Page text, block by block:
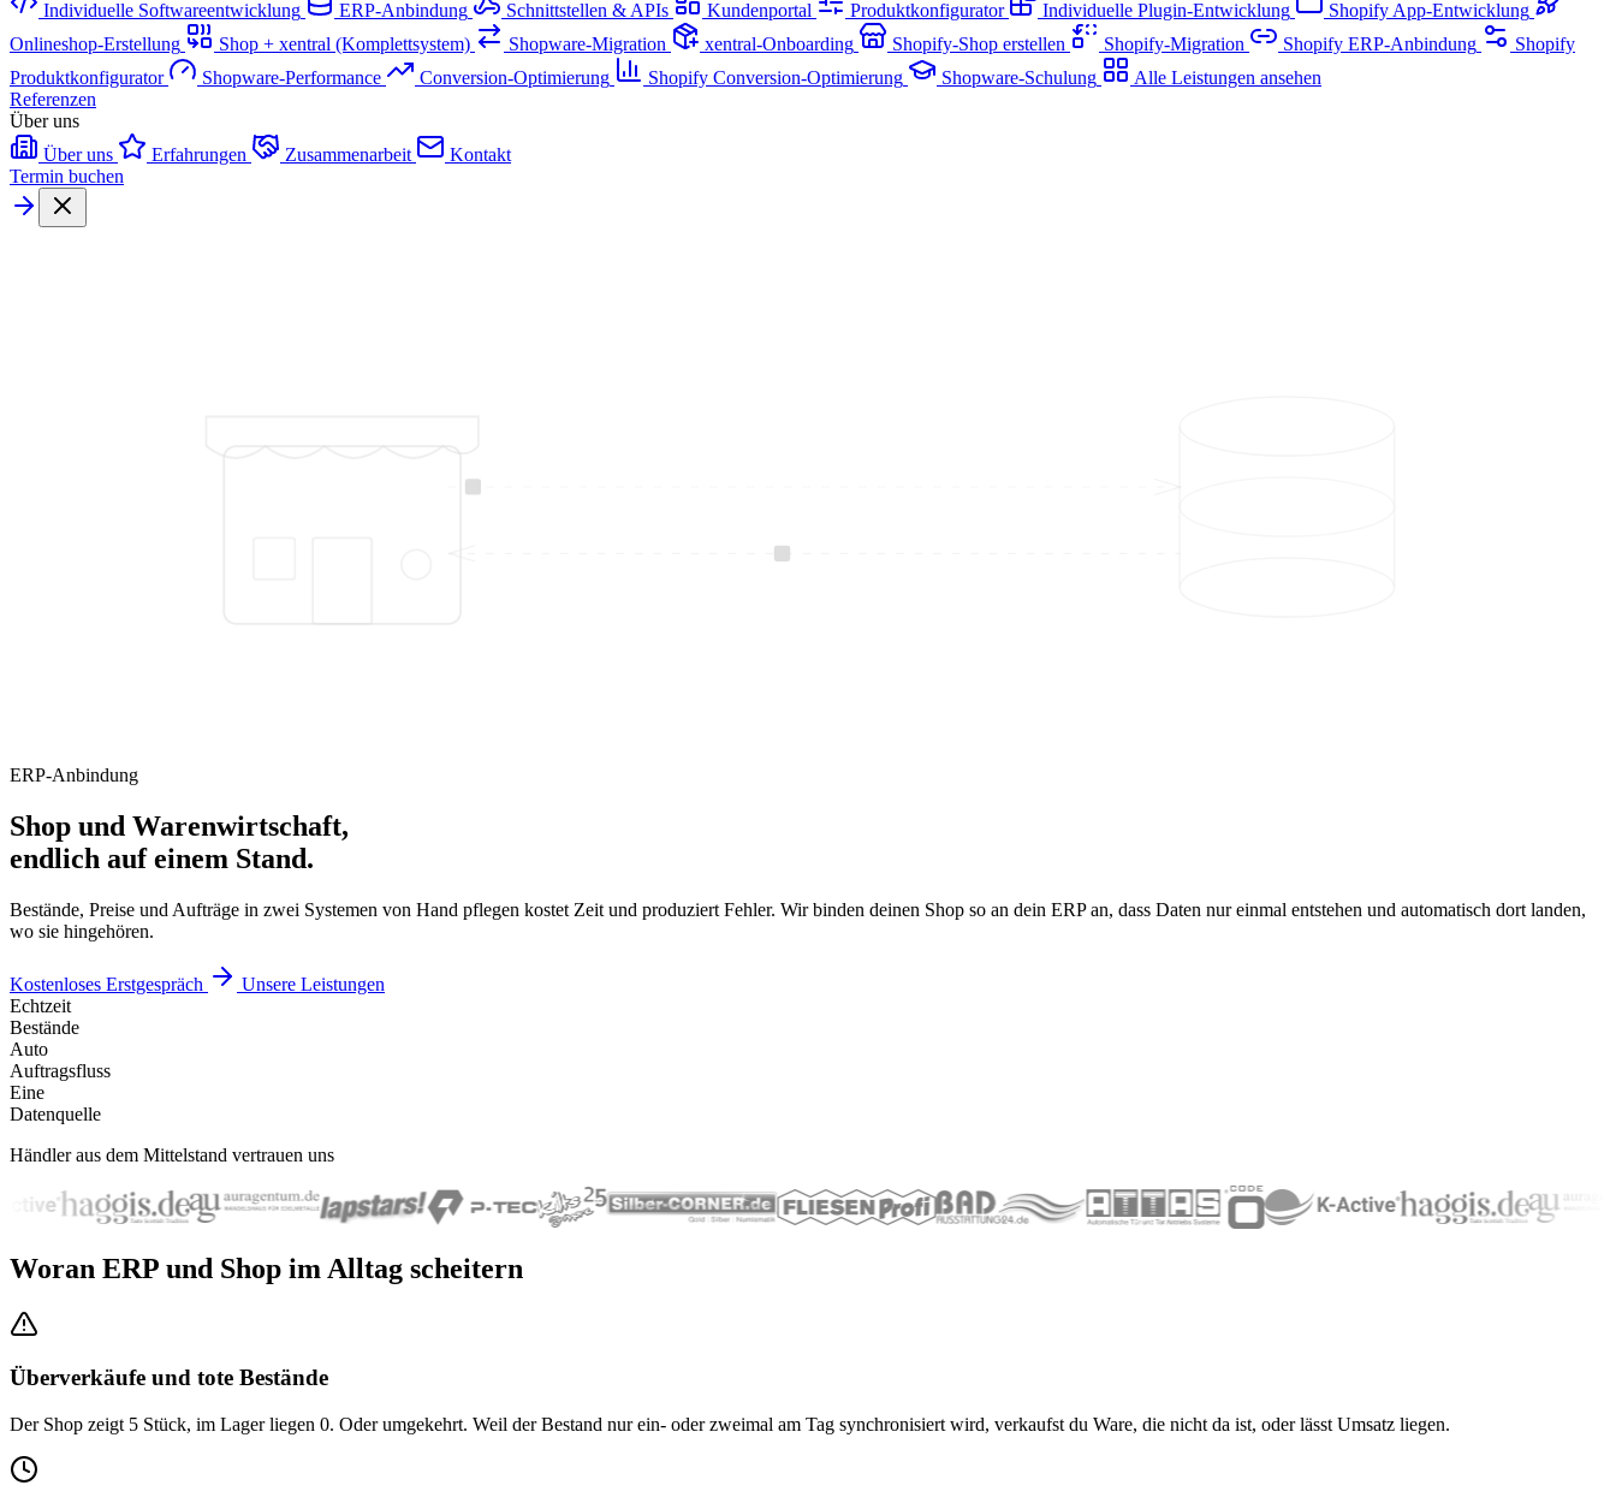
Individuelle Softwareentwicklung
ERP-Anbindung Schnittstellen & APIs Kundenportal Produktkonfigurator Individuelle Plugin-Entwicklung
Shopify App-Entwicklung
Onlineshop-Erstellung
Shop + xentral (Komplettsystem) Shopware-Migration xentral-Onboarding Shopify-Shop erstellen Shopify-Migration Shopify ERP-Anbindung
Shopify
Produktkonfigurator
Shopware-Performance Conversion-Optimierung Shopify Conversion-Optimierung Shopware-Schulung
Alle Leistungen ansehen
Referenzen
Über uns
Über uns
Erfahrungen Zusammenarbeit
Kontakt
Termin buchen
ERP-Anbindung
Shop und Warenwirtschaft,
endlich auf einem Stand.
Bestände, Preise und Aufträge in zwei Systemen von Hand pflegen kostet Zeit und produziert Fehler. Wir binden deinen Shop so an dein ERP an, dass Daten nur einmal entstehen und automatisch dort landen,
wo sie hingehören.
Kostenloses Erstgespräch
Unsere Leistungen
Echtzeit
Bestände
Auto
Auftragsfluss
Eine
Datenquelle
Händler aus dem Mittelstand vertrauen uns
Woran ERP und Shop im Alltag scheitern
Überverkäufe und tote Bestände
Der Shop zeigt 5 Stück, im Lager liegen 0. Oder umgekehrt. Weil der Bestand nur ein- oder zweimal am Tag synchronisiert wird, verkaufst du Ware, die nicht da ist, oder lässt Umsatz liegen.